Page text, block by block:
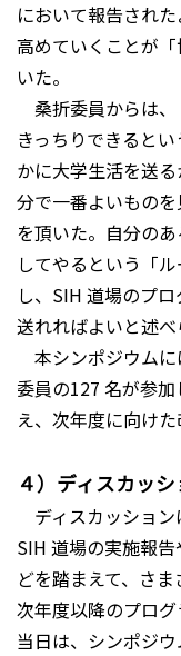
において報告され
高めていくことが
いた。
桑折委員からは、
きっちりできると
かに大学生活を送
分で一番よいもの
を頂いた。自分の
してやるという「
し、SIH 道場のプ
送れればよいと述べ
本シンポジウム
委員の127 名が参
え、次年度に向け
４）ディスカッ
ディスカッション
SIH 道場の実施報
どを踏まえて、さ
次年度以降のプログ
当日は、シンポジ